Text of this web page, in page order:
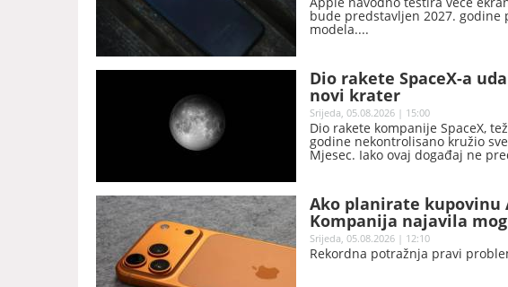
bude predstavljen 2027. godine
modela.
Dio rakete SpaceX-a
novi krater
Srijeda, 05.08.2026 | 15:00
Dio rakete kompanije SpaceX,
godine nekontrolisano kružio
Mjesec. Iako ovaj događaj ne
naučnici očekuju da je na
Ako planirate kupovinu
Kompanija najavila
Srijeda, 05.08.2026 | 12:10
Rekordna potražnja pravi